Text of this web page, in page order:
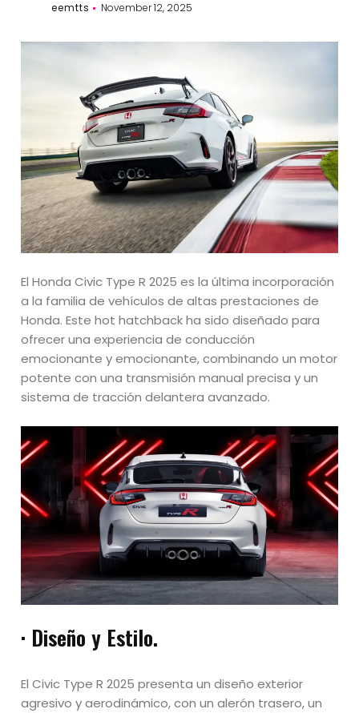
eemtts November 12, 2025
El Honda Civic Type R 2025 es la última incorporación
a la familia de vehículos de altas prestaciones de
Honda. Este hot hatchback ha sido diseñado para
ofrecer una experiencia de conducción
emocionante y emocionante, combinando un motor
potente con una transmisión manual precisa y un
sistema de tracción delantera avanzado.
· Diseño y Estilo.
El Civic Type R 2025 presenta un diseño exterior
agresivo y aerodinámico, con un alerón trasero, un